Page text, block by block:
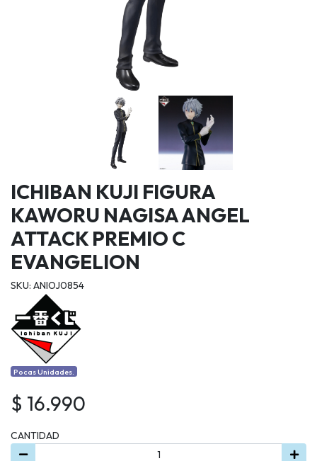
ICHIBAN KUJI FIGURA
KAWORU NAGISA ANGEL
ATTACK PREMIO C
EVANGELION
SKU: ANIOJ0854
Pocas Unidades.
$ 16.990
CANTIDAD